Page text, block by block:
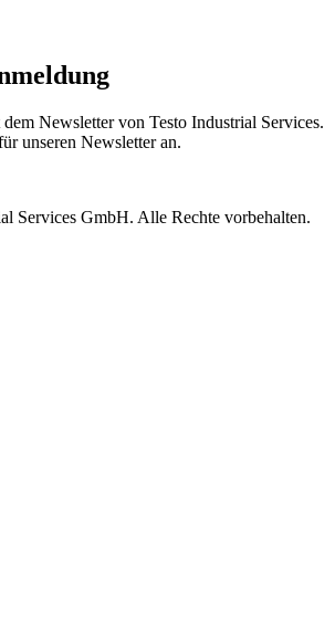
Newsletter von Testo Industrial Services.
unseren Newsletter an.
Services GmbH. Alle Rechte vorbehalten.